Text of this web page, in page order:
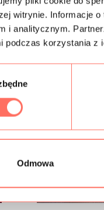
witrynie. Informacje
i analitycznym.
podczas korzystania z
Odmowa